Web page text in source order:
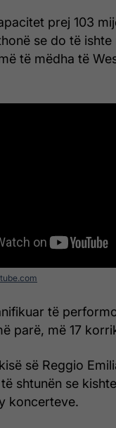
prej 103
se do të ishte
të mëdha të
të
parë, më 17
së Reggio
shtunën se
koncerteve.